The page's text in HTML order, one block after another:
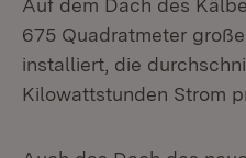
Auf dem Dach des
675 Quadratmeter
installiert, die
Kilowattstunden Strom